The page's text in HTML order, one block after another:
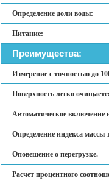
Определение доли воды:
Питание:
Преимущества:
Измерение с точностью до
Поверхность легко
Автоматическое включение
Определение индекса массы
Оповещение о перегрузке.
Расчет процентного